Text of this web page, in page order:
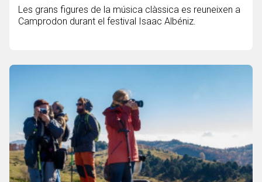
Les grans figures de la música clàssica es reuneixen a
Camprodon durant el festival Isaac Albéniz.